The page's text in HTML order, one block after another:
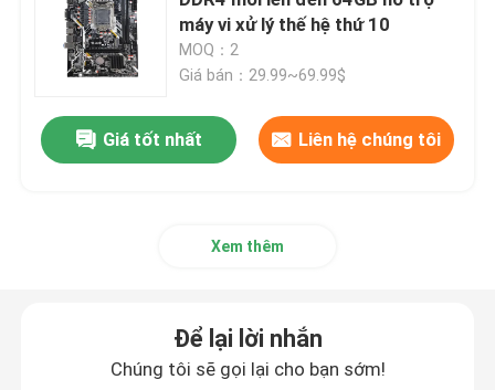
Bo mạch chủ chơi game
Bộ nhớ RAM máy tính xách tay
Thẻ đồ họa MXM
máy vi xử lý thế hệ thứ 10
MOQ：2
Giá bán：29.99~69.99$
Giá tốt nhất Liên hệ chúng tôi
Xem thêm
Để lại lời nhắn
Chúng tôi sẽ gọi lại cho bạn sớm!